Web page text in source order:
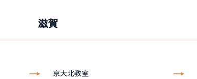
滋賀
京大北教室